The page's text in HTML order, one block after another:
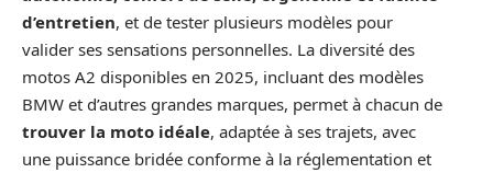
d’entretien, et de tester plusieurs modèles pour
valider ses sensations personnelles. La diversité des
motos A2 disponibles en 2025, incluant des modèles
BMW et d’autres grandes marques, permet à chacun de
trouver la moto idéale, adaptée à ses trajets, avec
une puissance bridée conforme à la réglementation et